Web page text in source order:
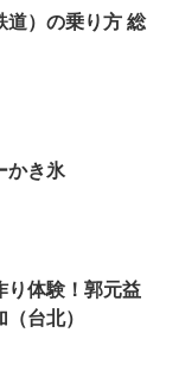
道）の乗り方 総
かき氷
り体験！郭元益
台北）